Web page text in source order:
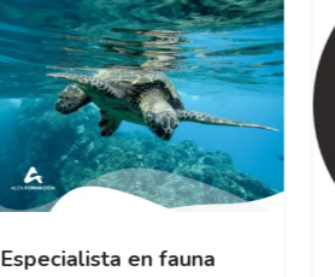
Especialista en fauna